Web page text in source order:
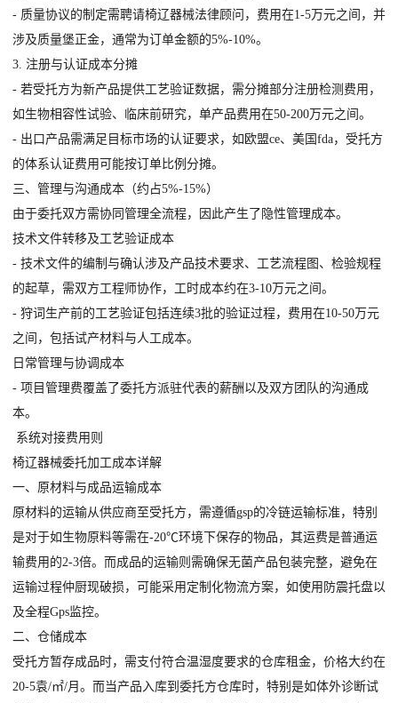
- 质量协议的制定需聘请椅辽器械法律顾问，费用在1-5万元之间，并
涉及质量堡正金，通常为订单金额的5%-10%。
3. 注册与认证成本分摊
- 若受托方为新产品提供工艺验证数据，需分摊部分注册检测费用，
如生物相容性试验、临床前研究，单产品费用在50-200万元之间。
- 出口产品需满足目标市场的认证要求，如欧盟ce、美国fda，受托方
的体系认证费用可能按订单比例分摊。
三、管理与沟通成本（约占5%-15%）
由于委托双方需协同管理全流程，因此产生了隐性管理成本。
技术文件转移及工艺验证成本
- 技术文件的编制与确认涉及产品技术要求、工艺流程图、检验规程
的起草，需双方工程师协作，工时成本约在3-10万元之间。
- 狩词生产前的工艺验证包括连续3批的验证过程，费用在10-50万元
之间，包括试产材料与人工成本。
日常管理与协调成本
- 项目管理费覆盖了委托方派驻代表的薪酬以及双方团队的沟通成
本。
系统对接费用则
椅辽器械委托加工成本详解
一、原材料与成品运输成本
原材料的运输从供应商至受托方，需遵循gsp的冷链运输标准，特别
是对于如生物原料等需在-20℃环境下保存的物品，其运费是普通运
输费用的2-3倍。而成品的运输则需确保无菌产品包装完整，避免在
运输过程仲厨现破损，可能采用定制化物流方案，如使用防震托盘以
及全程Gps监控。
二、仓储成本
受托方暂存成品时，需支付符合温湿度要求的仓库租金，价格大约在
20-5袁/㎡/月。而当产品入库到委托方仓库时，特别是如体外诊断试